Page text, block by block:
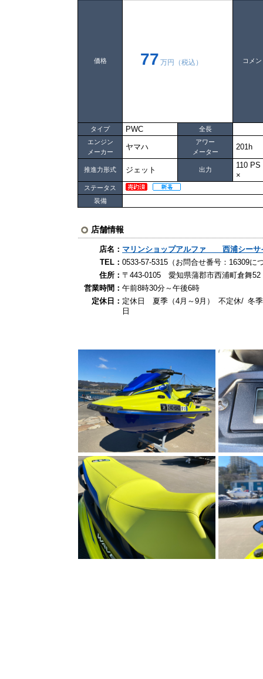
価格 77 万円（税込） コメン
タイプ PWC
全長
エンジン
メーカー
ヤマハ
アワー
メーター
201h
推進力形式 ジェット 出力
110
×
ステータス
装備
店舗情報
店名： マリンショップアルファ 西浦シーサ
TEL：0533-57-5315（お問合せ番号：16309に
住所：〒443-0105 愛知県蒲郡市西浦町倉舞52
営業時間：午前8時30分～午後6時
定休日： 定休日 夏季（4月～9月） 不定休/ 冬
日